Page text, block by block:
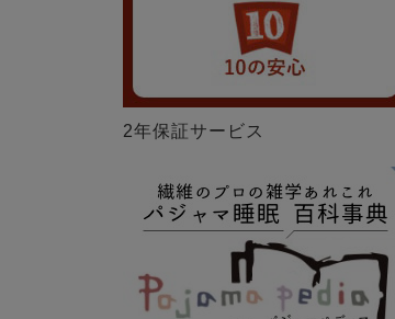
2年保証サービス